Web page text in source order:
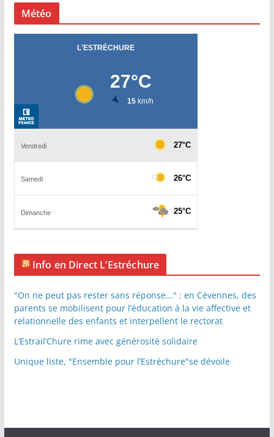
Météo
Info en Direct L’Estréchure
"On ne peut pas rester sans réponse..." : en Cévennes, des
parents se mobilisent pour l’éducation à la vie affective et
relationnelle des enfants et interpellent le rectorat
L’Estrail’Chure rime avec générosité solidaire
Unique liste, "Ensemble pour l’Estréchure"se dévoile